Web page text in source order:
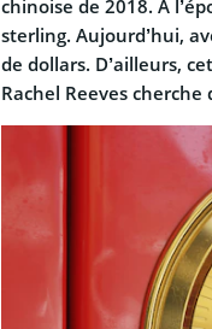
chinoise de 2018. À
sterling. Aujourd’hui,
de dollars. D’ailleurs,
Rachel Reeves